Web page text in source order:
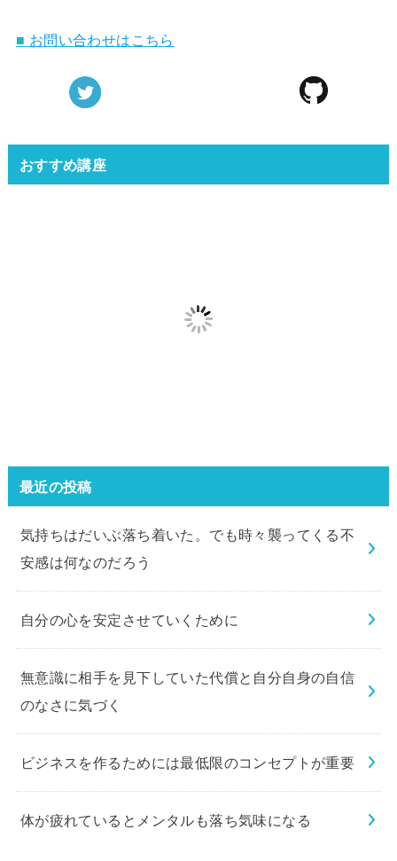
■ お問い合わせはこちら
おすすめ講座
最近の投稿
気持ちはだいぶ落ち着いた。でも時々襲ってくる不
安感は何なのだろう
自分の心を安定させていくために
無意識に相手を見下していた代償と自分自身の自信
のなさに気づく
ビジネスを作るためには最低限のコンセプトが重要
体が疲れているとメンタルも落ち気味になる